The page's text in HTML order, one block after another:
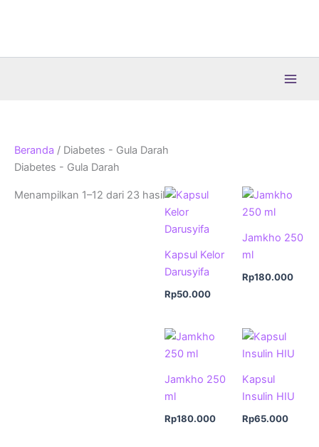
Beranda / Diabetes - Gula Darah
Diabetes - Gula Darah
Menampilkan 1–12 dari 23 hasil
Kapsul Kelor
Darusyifa
Rp50.000
Jamkho 250
ml
Rp180.000
Jamkho 250
ml
Rp180.000
Kapsul
Insulin HIU
Rp65.000